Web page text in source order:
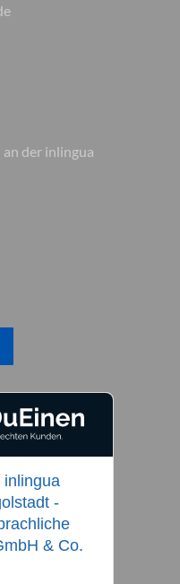
der inlingua
inlingua
-
& Co.